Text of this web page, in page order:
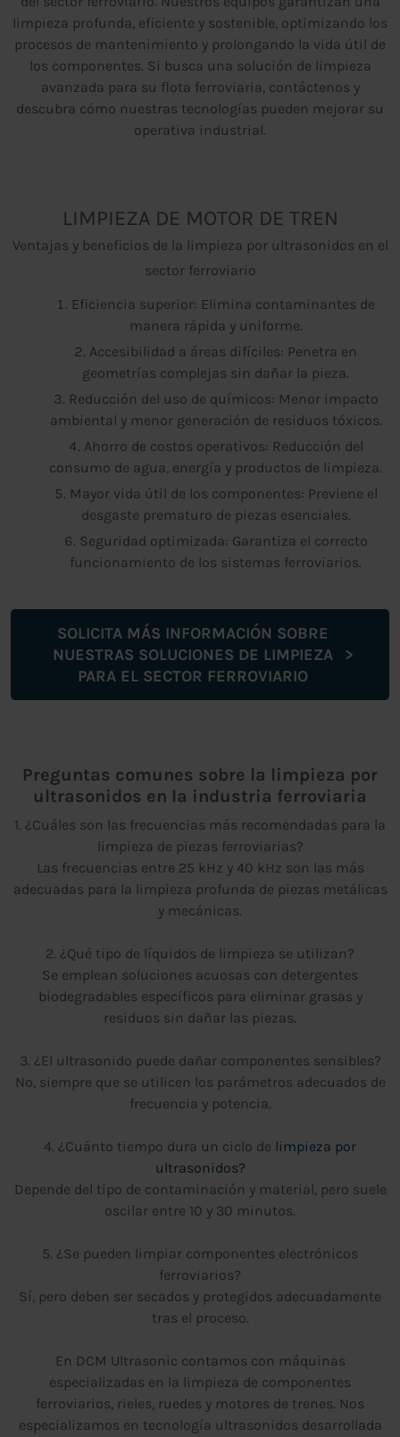
limpieza profunda, eficiente y sostenible, optimizando los
procesos de mantenimiento y prolongando la vida útil de
los componentes. Si busca una solución de limpieza
avanzada para su flota ferroviaria, contáctenos y
descubra cómo nuestras tecnologías pueden mejorar su
operativa industrial.
LIMPIEZA DE MOTOR DE TREN
Ventajas y beneficios de la limpieza por ultrasonidos en el
sector ferroviario
Eficiencia superior: Elimina contaminantes de
manera rápida y uniforme.
Accesibilidad a áreas difíciles: Penetra en
geometrías complejas sin dañar la pieza.
Reducción del uso de químicos: Menor impacto
ambiental y menor generación de residuos tóxicos.
Ahorro de costos operativos: Reducción del
consumo de agua, energía y productos de limpieza.
Mayor vida útil de los componentes: Previene el
desgaste prematuro de piezas esenciales.
Seguridad optimizada: Garantiza el correcto
funcionamiento de los sistemas ferroviarios.
SOLICITA MÁS INFORMACIÓN SOBRE
NUESTRAS SOLUCIONES DE LIMPIEZA
PARA EL SECTOR FERROVIARIO
Preguntas comunes sobre la limpieza por
ultrasonidos en la industria ferroviaria
1. ¿Cuáles son las frecuencias más recomendadas para la
limpieza de piezas ferroviarias?
Las frecuencias entre 25 kHz y 40 kHz son las más
adecuadas para la limpieza profunda de piezas metálicas
y mecánicas.
2. ¿Qué tipo de líquidos de limpieza se utilizan?
Se emplean soluciones acuosas con detergentes
biodegradables específicos para eliminar grasas y
residuos sin dañar las piezas.
3. ¿El ultrasonido puede dañar componentes sensibles?
No, siempre que se utilicen los parámetros adecuados de
frecuencia y potencia.
4. ¿Cuánto tiempo dura un ciclo de limpieza por
ultrasonidos?
Depende del tipo de contaminación y material, pero suele
oscilar entre 10 y 30 minutos.
5. ¿Se pueden limpiar componentes electrónicos
ferroviarios?
Sí, pero deben ser secados y protegidos adecuadamente
tras el proceso.
En DCM Ultrasonic contamos con máquinas
especializadas en la limpieza de componentes
ferroviarios, rieles, ruedes y motores de trenes. Nos
especializamos en tecnología ultrasonidos desarrollada